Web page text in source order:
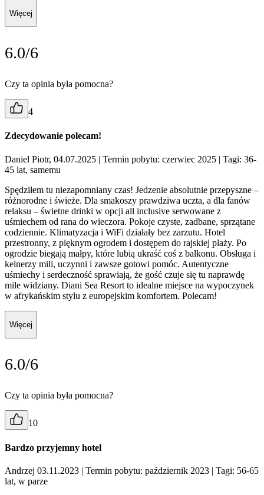
Więcej
6.0/6
Czy ta opinia była pomocna?
4
Zdecydowanie polecam!
Daniel Piotr, 04.07.2025 | Termin pobytu: czerwiec 2025 | Tagi: 36-
45 lat, samemu
Spędziłem tu niezapomniany czas! Jedzenie absolutnie przepyszne –
różnorodne i świeże. Dla smakoszy prawdziwa uczta, a dla fanów
relaksu – świetne drinki w opcji all inclusive serwowane z
uśmiechem od rana do wieczora. Pokoje czyste, zadbane, sprzątane
codziennie. Klimatyzacja i WiFi działały bez zarzutu. Hotel
przestronny, z pięknym ogrodem i dostępem do rajskiej plaży. Po
ogrodzie biegają małpy, które lubią ukraść coś z balkonu. Obsługa i
kelnerzy mili, uczynni i zawsze gotowi pomóc. Autentyczne
uśmiechy i serdeczność sprawiają, że gość czuje się tu naprawdę
mile widziany. Diani Sea Resort to idealne miejsce na wypoczynek
w afrykańskim stylu z europejskim komfortem. Polecam!
Więcej
6.0/6
Czy ta opinia była pomocna?
10
Bardzo przyjemny hotel
Andrzej 03.11.2023 | Termin pobytu: październik 2023 | Tagi: 56-65
lat, w parze